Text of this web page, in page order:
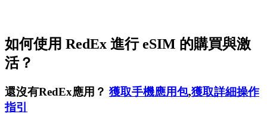
如何使用 RedEx 進行 eSIM 的購買與激
活？
還沒有RedEx應用？ 獲取手機應用包,獲取詳細操作
指引